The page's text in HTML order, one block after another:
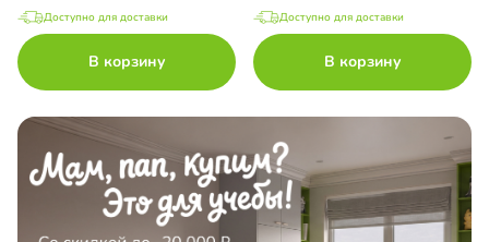
Доступно для доставки
В корзину
Доступно для доставки
В корзину